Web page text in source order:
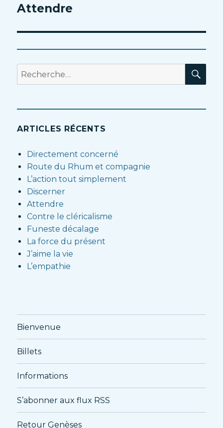
Article
Attendre
Recherche
pour
ARTICLES RÉCENTS
Directement concerné
Route du Rhum et compagnie
L’action tout simplement
Discerner
Attendre
Contre le cléricalisme
Funeste décalage
La force du présent
J’aime la vie
L’empathie
Bienvenue
Billets
Informations
S’abonner aux flux RSS
Retour Genèses